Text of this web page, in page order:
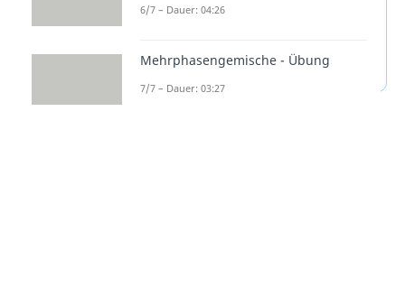
Zustandsänderung —
(ausklappen)
6/7 – Dauer: 04:26
Mehrphasengemische - Übung
7/7 – Dauer: 03:27